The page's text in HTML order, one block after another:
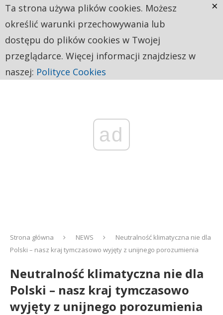
ad
Strona główna NEWS
Neutralność klimatyczna nie dla
Polski – nasz kraj tymczasowo wyjęty z unijnego porozumienia
Neutralność klimatyczna nie dla
Polski – nasz kraj tymczasowo
wyjęty z unijnego porozumienia
Ta strona używa plików cookies. Możesz
określić warunki przechowywania lub
dostępu do plików cookies w Twojej
przeglądarce. Więcej informacji znajdziesz w
naszej: Polityce Cookies
×